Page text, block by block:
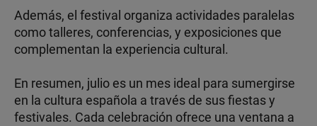
Además, el festival organiza actividades paralelas
como talleres, conferencias, y exposiciones que
complementan la experiencia cultural.
En resumen, julio es un mes ideal para sumergirse
en la cultura española a través de sus fiestas y
festivales. Cada celebración ofrece una ventana a